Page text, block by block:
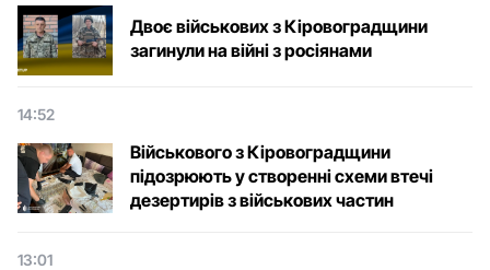
Двоє військових з Кіровоградщини
загинули на війні з росіянами
14:52
Військового з Кіровоградщини
підозрюють у створенні схеми втечі
дезертирів з військових частин
13:01